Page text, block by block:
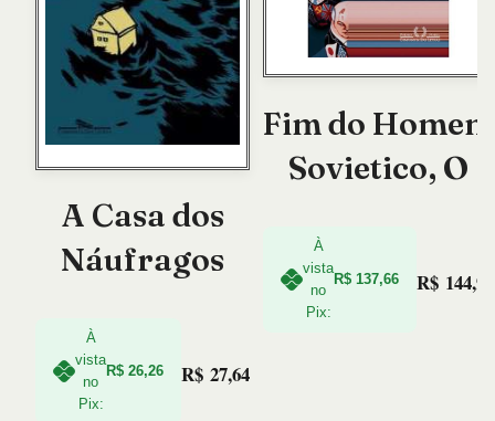
A Casa dos
Náufragos
À
vista
no
Pix:
R$ 26,26 R$ 27,64
Fim do Homem
Sovietico, O
À
vista
no
Pix:
R$ 137,66 R$ 144,90